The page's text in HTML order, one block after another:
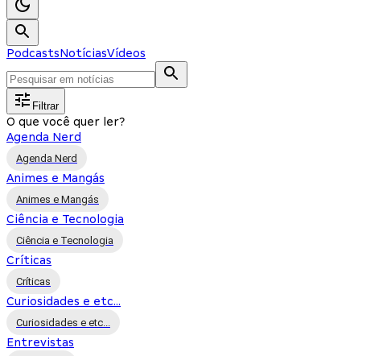
PodcastsNotíciasVídeos
Filtrar
O que você quer ler?
Agenda Nerd
Agenda Nerd
Animes e Mangás
Animes e Mangás
Ciência e Tecnologia
Ciência e Tecnologia
Críticas
Críticas
Curiosidades e etc...
Curiosidades e etc...
Entrevistas